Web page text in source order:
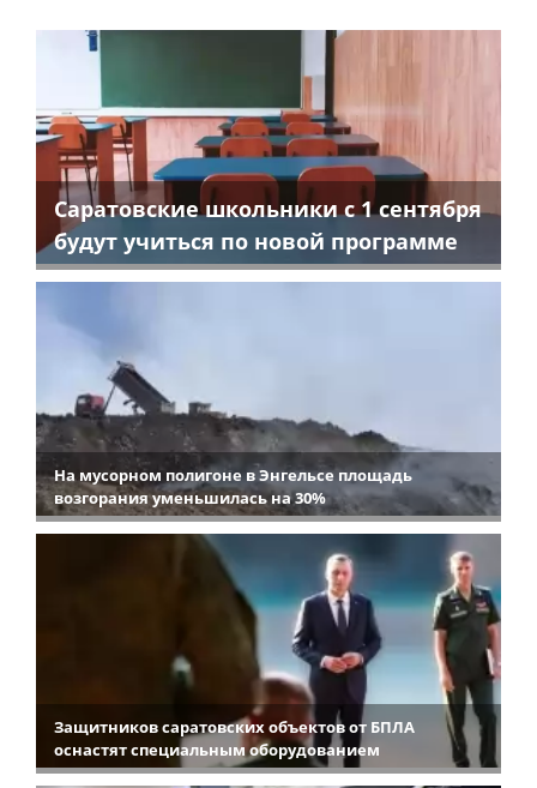
Саратовские школьники с 1 сентября
будут учиться по новой программе
На мусорном полигоне в Энгельсе площадь
возгорания уменьшилась на 30%
Защитников саратовских объектов от БПЛА
оснастят специальным оборудованием